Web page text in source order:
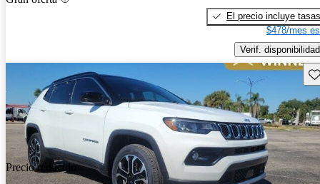
El precio incluye tasas
$478/mes
Verif. disponibilidad
Precio reducido